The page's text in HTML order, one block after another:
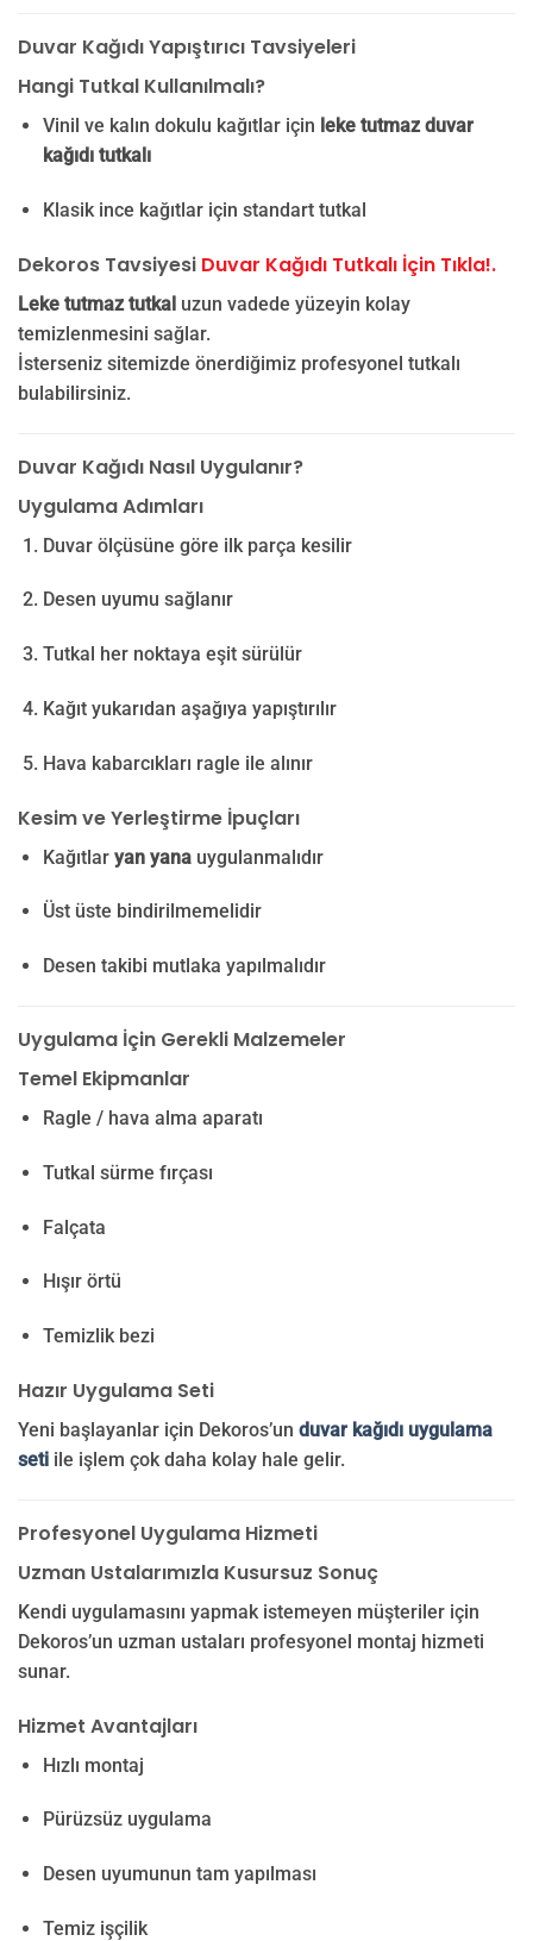
Duvar Kağıdı Yapıştırıcı Tavsiyeleri
Hangi Tutkal Kullanılmalı?
Vinil ve kalın dokulu kağıtlar için leke tutmaz duvar
kağıdı tutkalı
Klasik ince kağıtlar için standart tutkal
Dekoros Tavsiyesi Duvar Kağıdı Tutkalı İçin Tıkla!.
Leke tutmaz tutkal uzun vadede yüzeyin kolay
temizlenmesini sağlar.
İsterseniz sitemizde önerdiğimiz profesyonel tutkalı
bulabilirsiniz.
Duvar Kağıdı Nasıl Uygulanır?
Uygulama Adımları
Duvar ölçüsüne göre ilk parça kesilir
Desen uyumu sağlanır
Tutkal her noktaya eşit sürülür
Kağıt yukarıdan aşağıya yapıştırılır
Hava kabarcıkları ragle ile alınır
Kesim ve Yerleştirme İpuçları
Kağıtlar yan yanauygulanmalıdır
Üst üste bindirilmemelidir
Desen takibi mutlaka yapılmalıdır
Uygulama İçin Gerekli Malzemeler
Temel Ekipmanlar
Ragle / hava alma aparatı
Tutkal sürme fırçası
Falçata
Hışır örtü
Temizlik bezi
Hazır Uygulama Seti
Yeni başlayanlar için Dekoros’un duvar kağıdı uygulama
seti ile işlem çok daha kolay hale gelir.
Profesyonel Uygulama Hizmeti
Uzman Ustalarımızla Kusursuz Sonuç
Kendi uygulamasını yapmak istemeyen müşteriler için
Dekoros’un uzman ustaları profesyonel montaj hizmeti
sunar.
Hizmet Avantajları
Hızlı montaj
Pürüzsüz uygulama
Desen uyumunun tam yapılması
Temiz işçilik